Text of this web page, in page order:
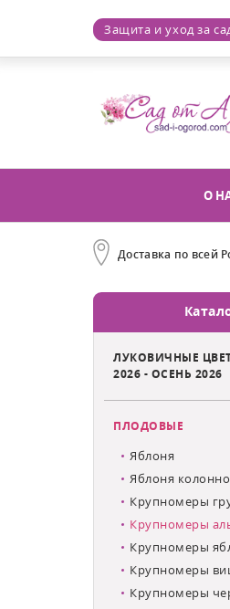
Защита и уход за
О
Доставка по всей
ЛУКОВИЧНЫЕ
2026 - ОСЕНЬ 2026
ПЛОДОВЫЕ
Яблоня
Яблоня
Крупномеры
Крупномеры
Крупномеры
Крупномеры
Крупномеры